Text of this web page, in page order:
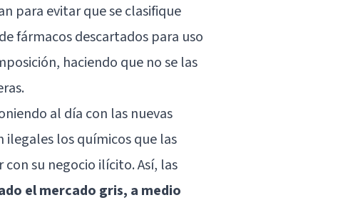
para evitar que se clasifique
fármacos descartados para uso
haciendo que no se las
al día con las nuevas
ilegales los químicos que las
su negocio ilícito. Así, las
el mercado gris, a medio